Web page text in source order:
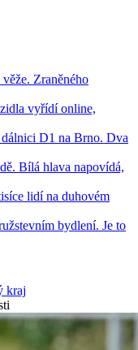
Zraněného
vyřídí online,
D1 na Brno. Dva
Bílá hlava napovídá,
lidí na duhovém
bydlení. Je to
kraj